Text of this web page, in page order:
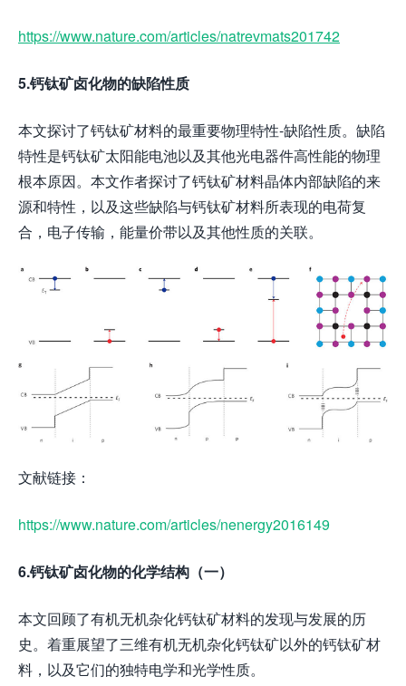
https://www.nature.com/articles/natrevmats201742
5.钙钛矿卤化物的缺陷性质
本文探讨了钙钛矿材料的最重要物理特性-缺陷性质。缺陷
特性是钙钛矿太阳能电池以及其他光电器件高性能的物理
根本原因。本文作者探讨了钙钛矿材料晶体内部缺陷的来
源和特性，以及这些缺陷与钙钛矿材料所表现的电荷复
合，电子传输，能量价带以及其他性质的关联。
文献链接：
https://www.nature.com/articles/nenergy2016149
6.钙钛矿卤化物的化学结构（一）
本文回顾了有机无机杂化钙钛矿材料的发现与发展的历
史。着重展望了三维有机无机杂化钙钛矿以外的钙钛矿材
料，以及它们的独特电学和光学性质。